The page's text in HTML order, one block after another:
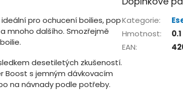
pro ochucení boilies, pop
mnoho dalšího. Smozřejmě
desetiletých zkušeností.
Boost s jemným dávkovacím
na návnady podle potřeby.
Kategorie:
Hmotnost:
EAN: